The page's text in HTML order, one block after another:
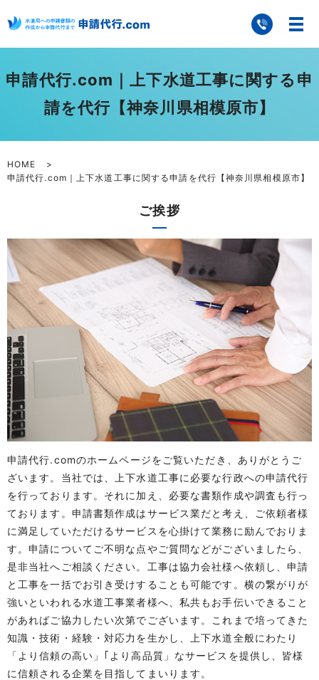
申請代行.com｜上下水道工事に関する申
請を代行【神奈川県相模原市】
HOME
申請代行.com｜上下水道工事に関する申請を代行【神奈川県相模原市】
ご挨拶
申請代行.comのホームページをご覧いただき、ありがとうご
ざいます。当社では、上下水道工事に必要な行政への申請代行
を行っております。それに加え、必要な書類作成や調査も行っ
ております。申請書類作成はサービス業だと考え、ご依頼者様
に満足していただけるサービスを心掛けて業務に励んでおりま
す。申請についてご不明な点やご質問などがございましたら、
是非当社へご相談ください。工事は協力会社様へ依頼し、申請
と工事を一括でお引き受けすることも可能です。横の繋がりが
強いといわれる水道工事業者様へ、私共もお手伝いできること
があればご協力したい次第でございます。これまで培ってきた
知識・技術・経験・対応力を生かし、上下水道全般にわたり
「より信頼の高い」｢より高品質」なサービスを提供し、皆様
に信頼される企業を目指してまいります。